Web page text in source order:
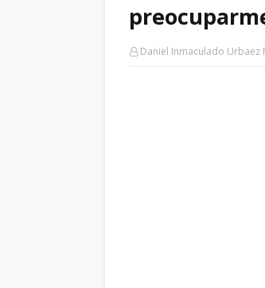
Daniel Inmaculado Urbaez